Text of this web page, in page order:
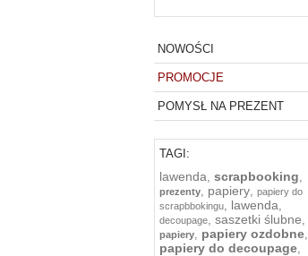
NOWOŚCI
PROMOCJE
POMYSŁ NA PREZENT
TAGI:
lawenda, scrapbooking,
prezenty, papiery, papiery do
scrapbbokingu, lawenda,
decoupage, saszetki ślubne,
papiery, papiery ozdobne,
papiery do decoupage,